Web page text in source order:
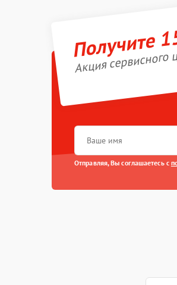
Получите
Акция
Отправляя, Вы соглашаетесь с